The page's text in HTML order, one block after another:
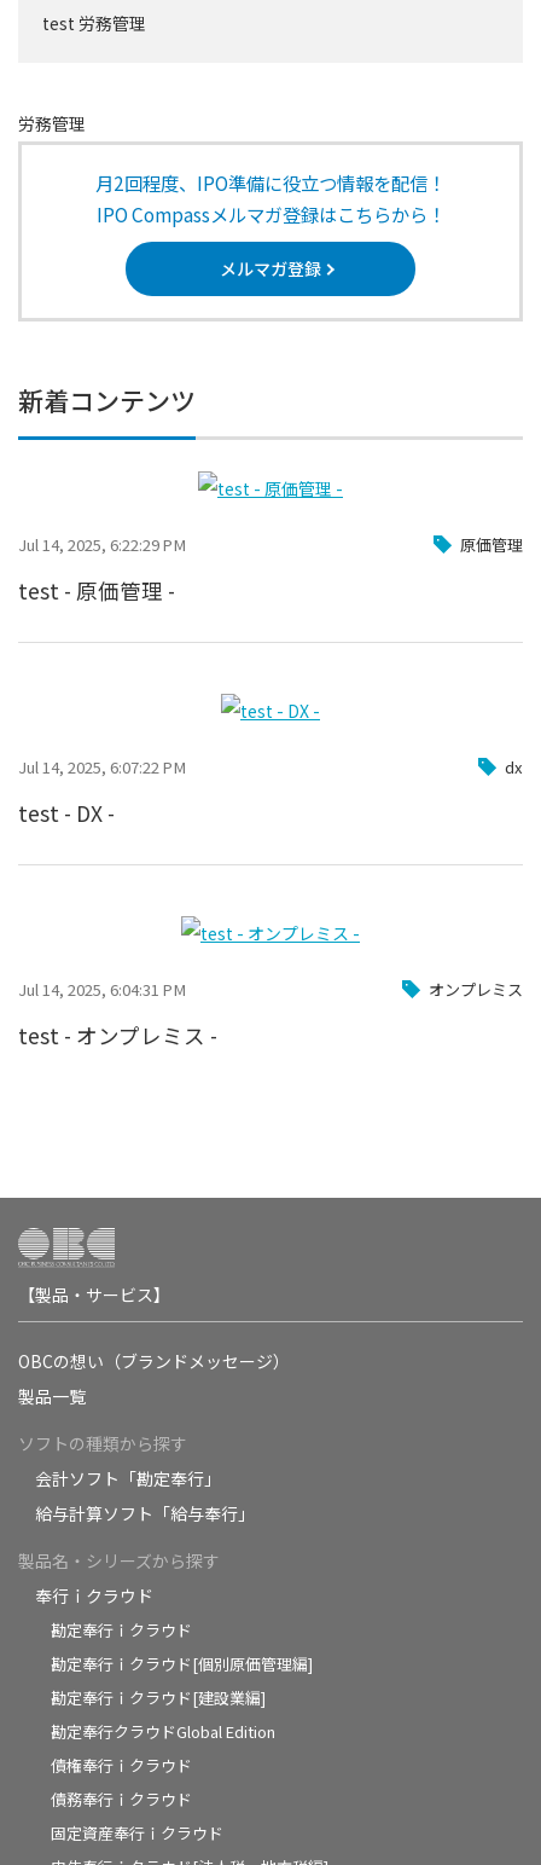
test 労務管理
労務管理
月2回程度、IPO準備に役立つ情報を配信！
IPO Compassメルマガ登録はこちらから！
メルマガ登録
新着コンテンツ
Jul 14, 2025, 6:22:29 PM 原価管理
test - 原価管理 -
Jul 14, 2025, 6:07:22 PM dx
test - DX -
Jul 14, 2025, 6:04:31 PM オンプレミス
test - オンプレミス -
【製品・サービス】
OBCの想い（ブランドメッセージ）
製品一覧
ソフトの種類から探す
会計ソフト「勘定奉行」
給与計算ソフト「給与奉行」
製品名・シリーズから探す
奉行ｉクラウド
勘定奉行ｉクラウド
勘定奉行ｉクラウド[個別原価管理編]
勘定奉行ｉクラウド[建設業編]
勘定奉行クラウドGlobal Edition
債権奉行ｉクラウド
債務奉行ｉクラウド
固定資産奉行ｉクラウド